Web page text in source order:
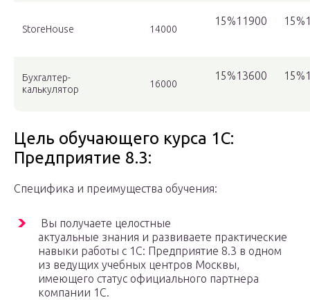
StoreHouse 14000
15%11900
Бухгалтер-
калькулятор
16000
15%13600
Цель обучающего курса 1С:
Предприятие 8.3:
Специфика и преимущества обучения:
Вы получаете целостные
актуальные знания и развиваете практические
навыки работы с 1С: Предприятие 8.3 в одном
из ведущих учебных центров Москвы,
имеющего статус официального партнера
компании 1С.